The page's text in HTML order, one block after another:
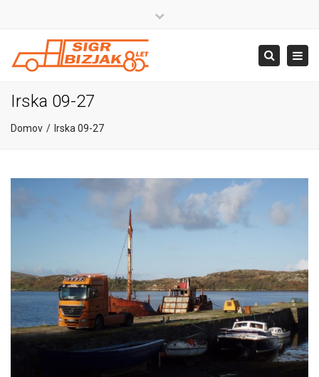
+386 4 581 37 00
Search
Irska 09-27
Domov Irska 09-27